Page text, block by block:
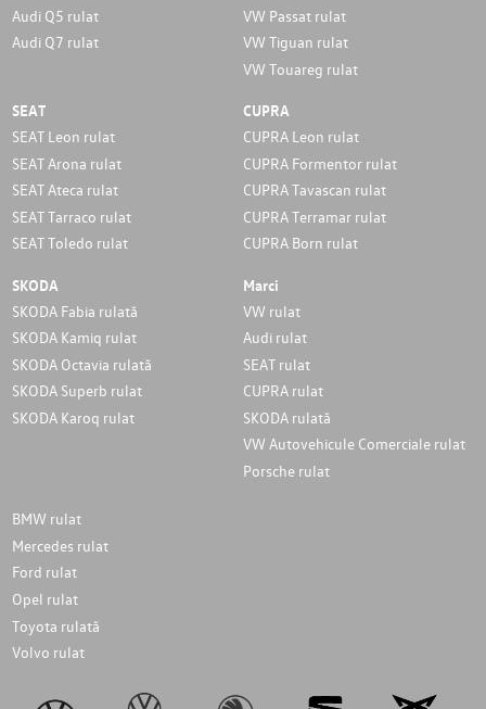
Audi Q5 rulat
Audi Q7 rulat
VW Passat rulat
VW Tiguan rulat
VW Touareg rulat
SEAT
SEAT Leon rulat
SEAT Arona rulat
SEAT Ateca rulat
SEAT Tarraco rulat
SEAT Toledo rulat
CUPRA
CUPRA Leon rulat
CUPRA Formentor rulat
CUPRA Tavascan rulat
CUPRA Terramar rulat
CUPRA Born rulat
SKODA
SKODA Fabia rulată
SKODA Kamiq rulat
SKODA Octavia rulată
SKODA Superb rulat
SKODA Karoq rulat
Marci
VW rulat
Audi rulat
SEAT rulat
CUPRA rulat
SKODA rulată
VW Autovehicule Comerciale rulat
Porsche rulat
BMW rulat
Mercedes rulat
Ford rulat
Opel rulat
Toyota rulată
Volvo rulat